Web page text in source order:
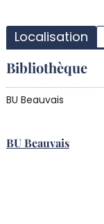
Localisation
Bibliothèque
BU Beauvais
BU Beauvais